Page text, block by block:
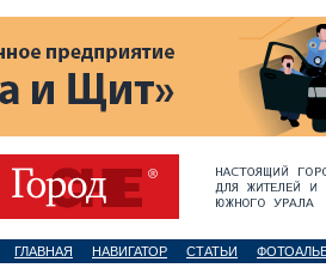
ГЛАВНАЯ НАВИГАТОР СТАТЬИ